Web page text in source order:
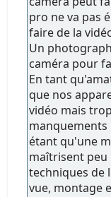
pro ne va pas
faire de la
Un
caméra pour
En tant
que nos
vidéo mais
manquements
étant qu'une
maîtrisent peu
techniques de
vue, montage